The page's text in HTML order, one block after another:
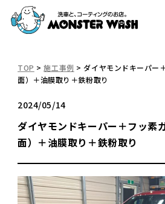
TOP >施工事例 >ダイヤモンドキーパー
面）＋油膜取り＋鉄粉取り
2024/05/14
ダイヤモンドキーパー＋フッ素
面）＋油膜取り＋鉄粉取り